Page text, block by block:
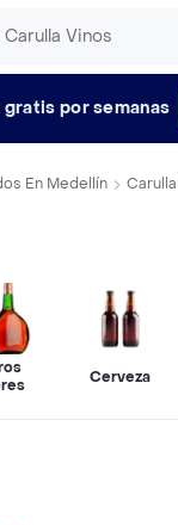
gratis por semanas
En Medellín
Cerveza